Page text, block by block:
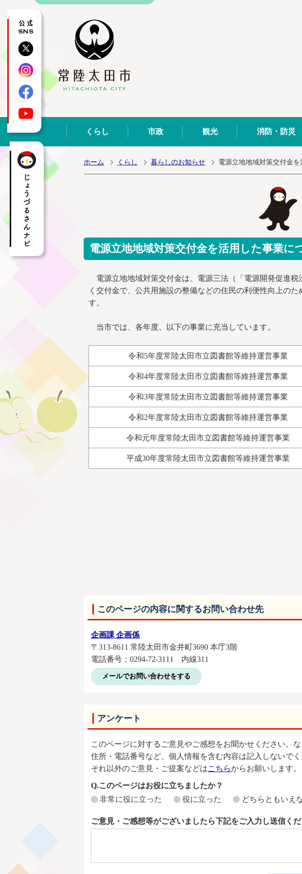
常陸
公式SNS
X
Instagram
Facebook
YouTube くらし 市政 観光 消防・防災
ホーム くらし 暮らしのお知らせ 電源立地地域対策交付金
電源立地地域対策交付金を活用した事業に
電源立地地域対策交付金は、電源三法（「電源開発促進
く交付金で、公共用施設の整備などの住民の利便性向上の
す。
当市では、各年度、以下の事業に充当しています。
令和5年度常陸太田市立図書館等維持運営事業
令和4年度常陸太田市立図書館等維持運営事業
令和3年度常陸太田市立図書館等維持運営事業
令和2年度常陸太田市立図書館等維持運営事業
令和元年度常陸太田市立図書館等維持運営事業
平成30年度常陸太田市立図書館等維持運営事業
このページの内容に関するお問い合わせ先
企画課 企画係
〒313-8611 常陸太田市金井町3690 本庁3階
電話番号：0294-72-3111 内線311
メールでお問い合わせをする
アンケート
このページに対するご意見やご感想をお聞かせください。
住所・電話番号など、個人情報を含む内容は記入しないでく
それ以外のご意見・ご提案などはこちらからお願いします。
Q.このページはお役に立ちましたか？
非常に役に立った
役に立った どちらともいえ
ご意見・ご感想等がございましたら下記をご入力し送信くだ